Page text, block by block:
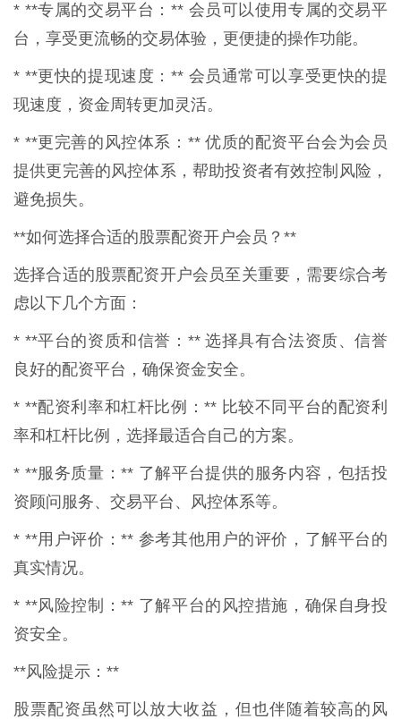
* **专属的交易平台：** 会员可以使用专属的交易平
台，享受更流畅的交易体验，更便捷的操作功能。
* **更快的提现速度：** 会员通常可以享受更快的提
现速度，资金周转更加灵活。
* **更完善的风控体系：** 优质的配资平台会为会员
提供更完善的风控体系，帮助投资者有效控制风险，
避免损失。
**如何选择合适的股票配资开户会员？**
选择合适的股票配资开户会员至关重要，需要综合考
虑以下几个方面：
* **平台的资质和信誉：** 选择具有合法资质、信誉
良好的配资平台，确保资金安全。
* **配资利率和杠杆比例：** 比较不同平台的配资利
率和杠杆比例，选择最适合自己的方案。
* **服务质量：** 了解平台提供的服务内容，包括投
资顾问服务、交易平台、风控体系等。
* **用户评价：** 参考其他用户的评价，了解平台的
真实情况。
* **风险控制：** 了解平台的风控措施，确保自身投
资安全。
**风险提示：**
股票配资虽然可以放大收益，但也伴随着较高的风